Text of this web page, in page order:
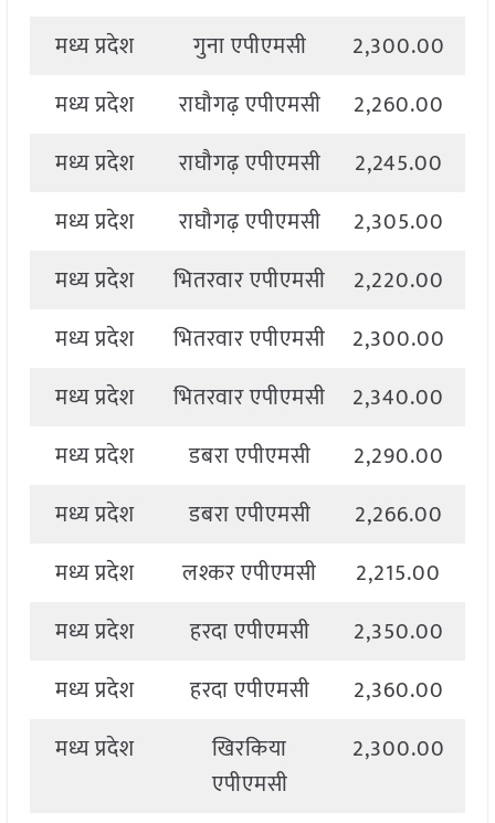
मध्य प्रदेश
गुना एपीएमसी 2,300.00
मध्य प्रदेश
राघौगढ़ एपीएमसी 2,260.00
मध्य प्रदेश
राघौगढ़ एपीएमसी 2,245.00
मध्य प्रदेश
राघौगढ़ एपीएमसी 2,305.00
मध्य प्रदेश
भितरवार एपीएमसी 2,220.00
मध्य प्रदेश
भितरवार एपीएमसी 2,300.00
मध्य प्रदेश
भितरवार एपीएमसी 2,340.00
मध्य प्रदेश
डबरा एपीएमसी 2,290.00
मध्य प्रदेश
डबरा एपीएमसी 2,266.00
मध्य प्रदेश
लश्कर एपीएमसी 2,215.00
मध्य प्रदेश
हरदा एपीएमसी 2,350.00
मध्य प्रदेश
हरदा एपीएमसी 2,360.00
मध्य प्रदेश
खिरकिया
एपीएमसी
2,300.00